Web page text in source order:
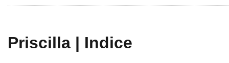
Priscilla | Indice